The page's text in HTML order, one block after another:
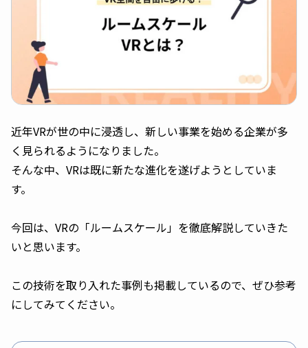
近年VRが世の中に浸透し、新しい事業を始める企業が多
く見られるようになりました。
そんな中、VRは既に新たな進化を遂げようとしていま
す。
今回は、VRの「ルームスケール」を徹底解説していきた
いと思います。
この技術を取り入れた事例も掲載しているので、ぜひ参考
にしてみてください。